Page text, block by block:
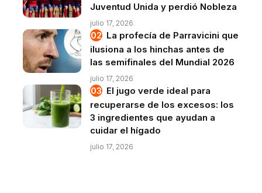
Juventud Unida y perdió Nobleza
julio 17, 2026
La profecía de Parravicini que
ilusiona a los hinchas antes de
las semifinales del Mundial 2026
julio 17, 2026
El jugo verde ideal para
recuperarse de los excesos: los
3 ingredientes que ayudan a
cuidar el hígado
julio 17, 2026